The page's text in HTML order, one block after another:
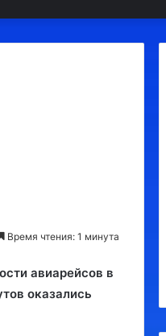
Время чтения: 1 минута
авиарейсов в
оказались
в
сутки
100 руб